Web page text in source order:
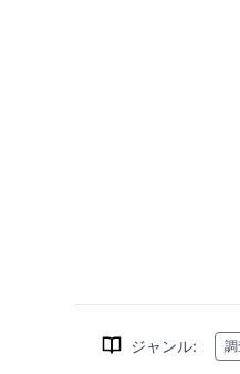
ジャンル: 調